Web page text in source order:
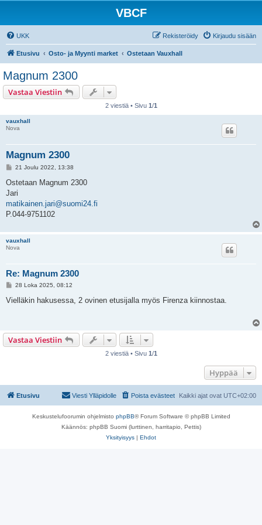
VBCF
UKK Kirjaudu sisään
Rekisteröidy
Etusivu Osto- ja Myynti market Ostetaan Vauxhall
Magnum 2300
Vastaa Viestiin
2 viestiä • Sivu 1/1
vauxhall
Nova
Magnum 2300
V
e
t
i
21 Joulu 2022, 13:38
Ostetaan Magnum 2300
Jari
matikainen.jari@suomi24.fi
P.044-9751102
vauxhall
Nova
Re: Magnum 2300
V
e
28 Loka 2025, 08:12
Vielläkin hakusessa, 2 ovinen etusijalla myös Firenza kiinnostaa.
Vastaa Viestiin
2 viestiä • Sivu 1/1
Hyppää
Etusivu Kaikki ajat ovat UTC+02:00
Poista evästeet
Viesti Ylläpidolle
Keskustelufoorumin ohjelmisto phpBB® Forum Software © phpBB Limited
Käännös: phpBB Suomi (lurttinen, harritapio, Pettis)
Yksityisyys | Ehdot